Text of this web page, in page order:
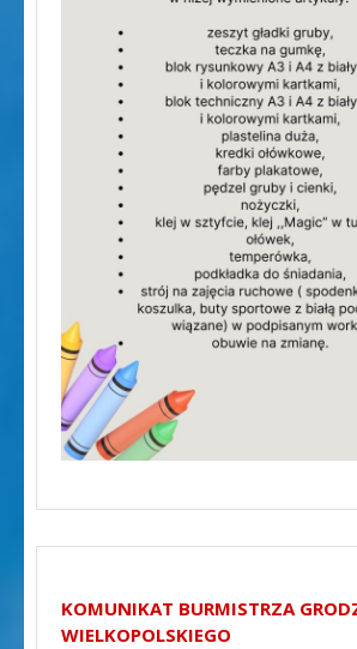
KOMUNIKAT BURMISTRZA
WIELKOPOLSKIEGO